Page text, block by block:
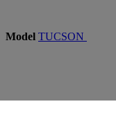
Model TUCSON